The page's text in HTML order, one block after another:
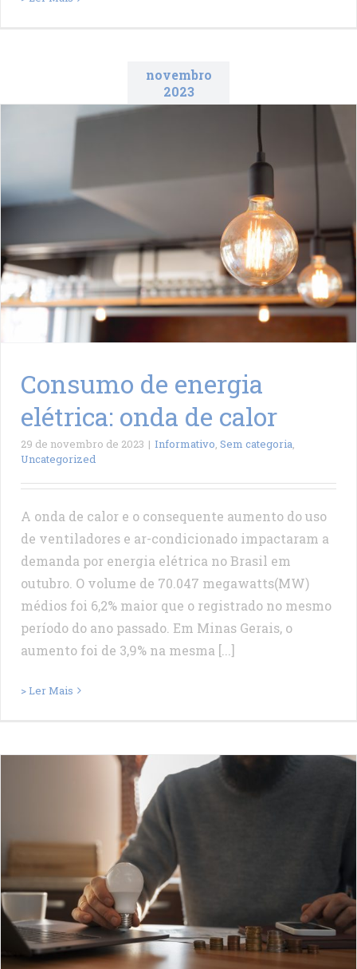
novembro
2023
Consumo de energia
elétrica: onda de calor
29 de novembro de 2023 | Informativo Sem categoria
Uncategorized
A onda de calor e o consequente aumento do uso
de ventiladores e ar-condicionado impactaram a
demanda por energia elétrica no Brasil em
outubro. O volume de 70.047 megawatts(MW)
médios foi 6,2% maior que o registrado no mesmo
período do ano passado. Em Minas Gerais, o
aumento foi de 3,9% na mesma [...]
> Ler Mais